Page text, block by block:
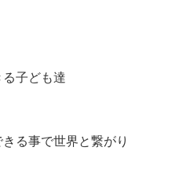
子ども達
る事で世界と繋がり